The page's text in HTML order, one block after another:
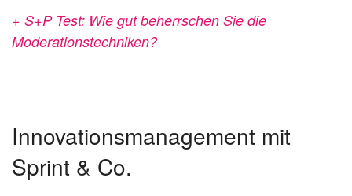
+ S+P Test: Wie gut beherrschen Sie die
Moderationstechniken?
Innovationsmanagement mit
Sprint & Co.